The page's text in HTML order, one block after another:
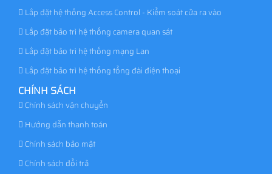
Lắp đặt hệ thống Access Control - Kiểm soát cửa ra vào
Lắp đặt bảo trì hệ thống camera quan sát
Lắp đặt bảo trì hệ thống mạng Lan
Lắp đặt bảo trì hệ thống tổng đài điện thoại
CHÍNH SÁCH
Chính sách vận chuyển
Hướng dẫn thanh toán
Chính sách bảo mật
Chính sách đổi trả